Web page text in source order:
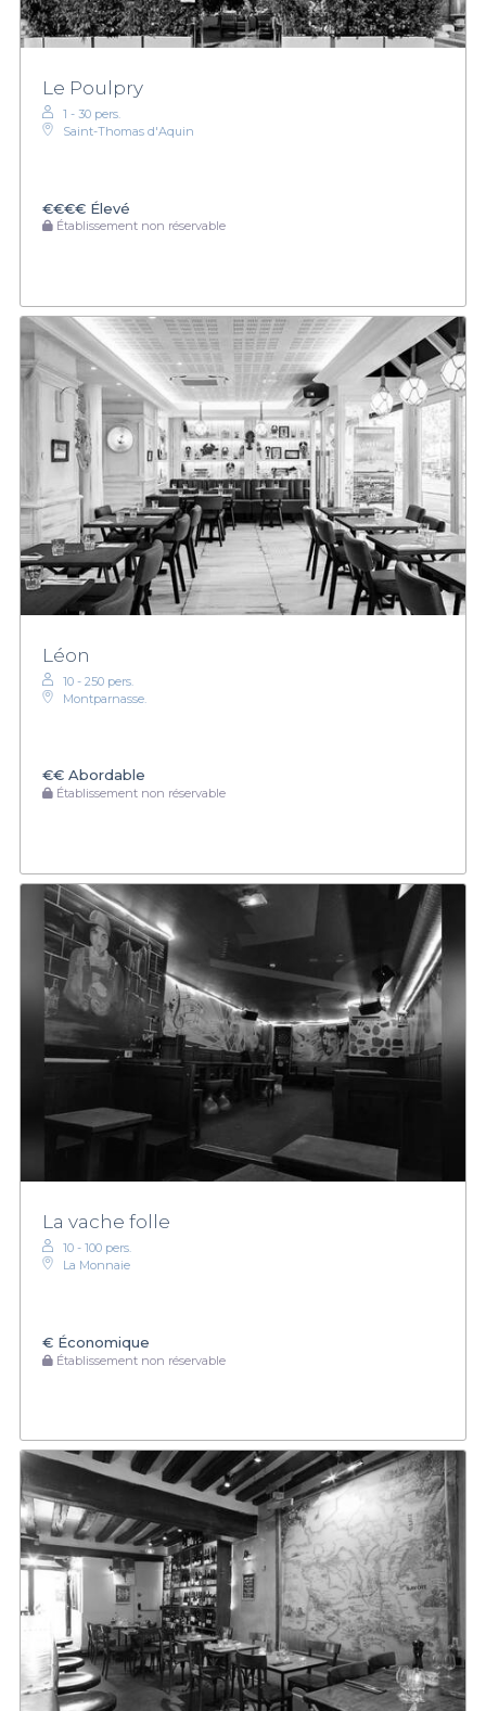
Le Poulpry
1 - 30 pers.
Saint-Thomas d'Aquin
€€€€ Élevé
Établissement non réservable
Léon
10 - 250 pers.
Montparnasse.
€€ Abordable
Établissement non réservable
La vache folle
10 - 100 pers.
La Monnaie
€ Économique
Établissement non réservable